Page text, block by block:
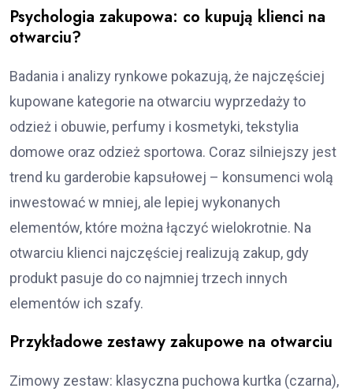
Psychologia zakupowa: co kupują klienci na
otwarciu?
Badania i analizy rynkowe pokazują, że najczęściej
kupowane kategorie na otwarciu wyprzedaży to
odzież i obuwie, perfumy i kosmetyki, tekstylia
domowe oraz odzież sportowa. Coraz silniejszy jest
trend ku garderobie kapsułowej – konsumenci wolą
inwestować w mniej, ale lepiej wykonanych
elementów, które można łączyć wielokrotnie. Na
otwarciu klienci najczęściej realizują zakup, gdy
produkt pasuje do co najmniej trzech innych
elementów ich szafy.
Przykładowe zestawy zakupowe na otwarciu
Zimowy zestaw: klasyczna puchowa kurtka (czarna),